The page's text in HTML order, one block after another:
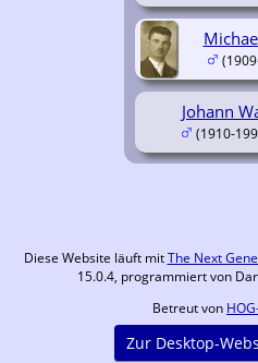
Johann
(1910-
Diese Website läuft mitThe Next
15.0.4, programmiert von
Betreut von
Zur Desktop-